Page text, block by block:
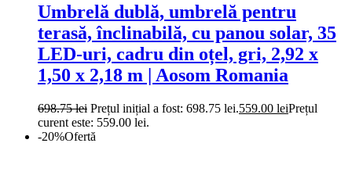
Umbrelă dublă, umbrelă pentru
terasă, înclinabilă, cu panou solar, 35
LED-uri, cadru din oțel, gri, 2,92 x
1,50 x 2,18 m | Aosom Romania
698.75lei Prețul inițial a fost: 698.75 lei.559.00 leiPrețul
curent este: 559.00 lei.
-20%Ofertă